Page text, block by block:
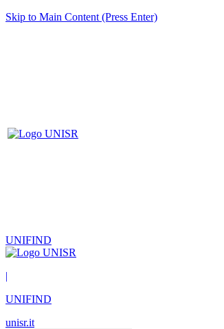
Skip to Main Content (Press Enter)
UNIFIND
|
UNIFIND
unisr.it